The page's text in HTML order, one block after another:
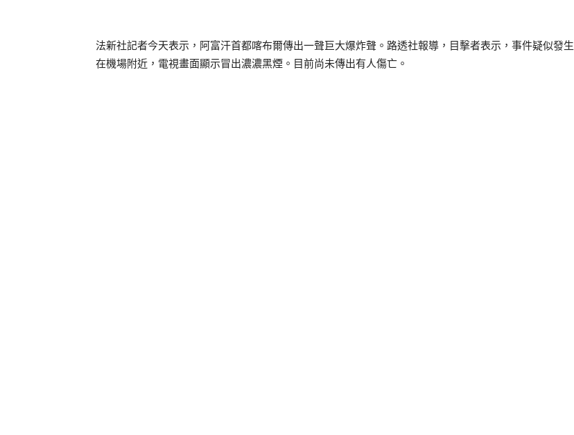
法新社記者今天表示，阿富汗首都喀布爾傳出一聲巨大爆炸聲。路透社報導，目擊者表示，事件疑似發生
在機場附近，電視畫面顯示冒出濃濃黑煙。目前尚未傳出有人傷亡。